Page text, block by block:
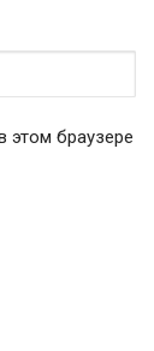
этом браузере